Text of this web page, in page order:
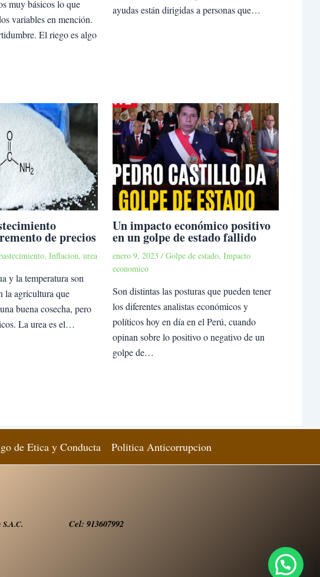
muy básicos lo que
variables en mención.
El riego es algo
ayudas están dirigidas a personas que…
de precios
, Inflacion, urea
y la temperatura son
la agricultura que
buena cosecha, pero
La urea es el…
Un impacto económico positivo
en un golpe de estado fallido
enero 9, 2023 / Golpe de estado, Impacto
economico
Son distintas las posturas que pueden tener
los diferentes analistas económicos y
políticos hoy en día en el Perú, cuando
opinan sobre lo positivo o negativo de un
golpe de…
de Etica y Conducta Politica Anticorrupcion
S.A.C. Cel: 913607992